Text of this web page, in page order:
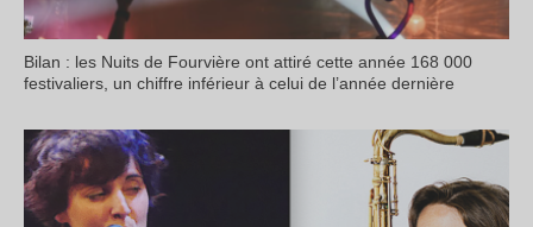
Bilan : les Nuits de Fourvière ont attiré cette année 168 000
festivaliers, un chiffre inférieur à celui de l’année dernière